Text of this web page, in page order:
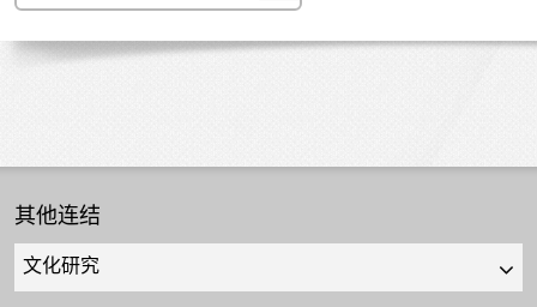
其他连结
Quick
links
select